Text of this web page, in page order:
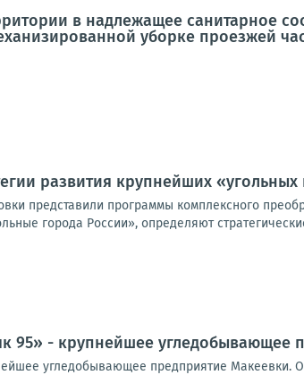
в надлежащее санитарное
уборке проезжей
развития крупнейших
представили программы комплексного
города России», определяют
95» - крупнейшее угледобывающее
угледобывающее предприятие Макеевки.